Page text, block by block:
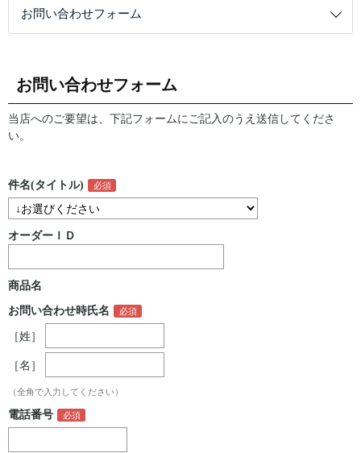
お問い合わせフォーム
お問い合わせフォーム
当店へのご要望は、下記フォームにご記入のうえ送信してくださ
い。
件名(タイトル)
オーダーＩＤ
商品名
お問い合わせ時氏名
［姓］
［名］
（全角で入力してください）
電話番号